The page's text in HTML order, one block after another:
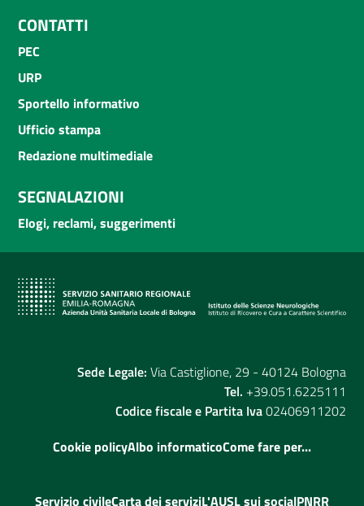
CONTATTI
PEC
URP
Sportello informativo
Ufficio stampa
Redazione multimediale
SEGNALAZIONI
Elogi, reclami, suggerimenti
Sede Legale: Via Castiglione, 29 - 40124 Bologna
Tel. +39.051.6225111
Codice fiscale e Partita Iva02406911202
Cookie policyAlbo informaticoCome fare per...
Servizio civileCarta dei serviziL'AUSL sui socialPNRR